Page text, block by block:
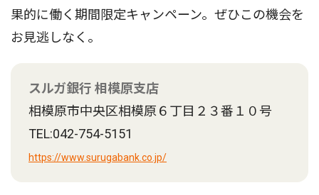
果的に働く期間限定キャンペーン。ぜひこの機会を
お見逃しなく。
スルガ銀行 相模原支店
相模原市中央区相模原６丁目２３番１０号
TEL:042-754-5151
https://www.surugabank.co.jp/